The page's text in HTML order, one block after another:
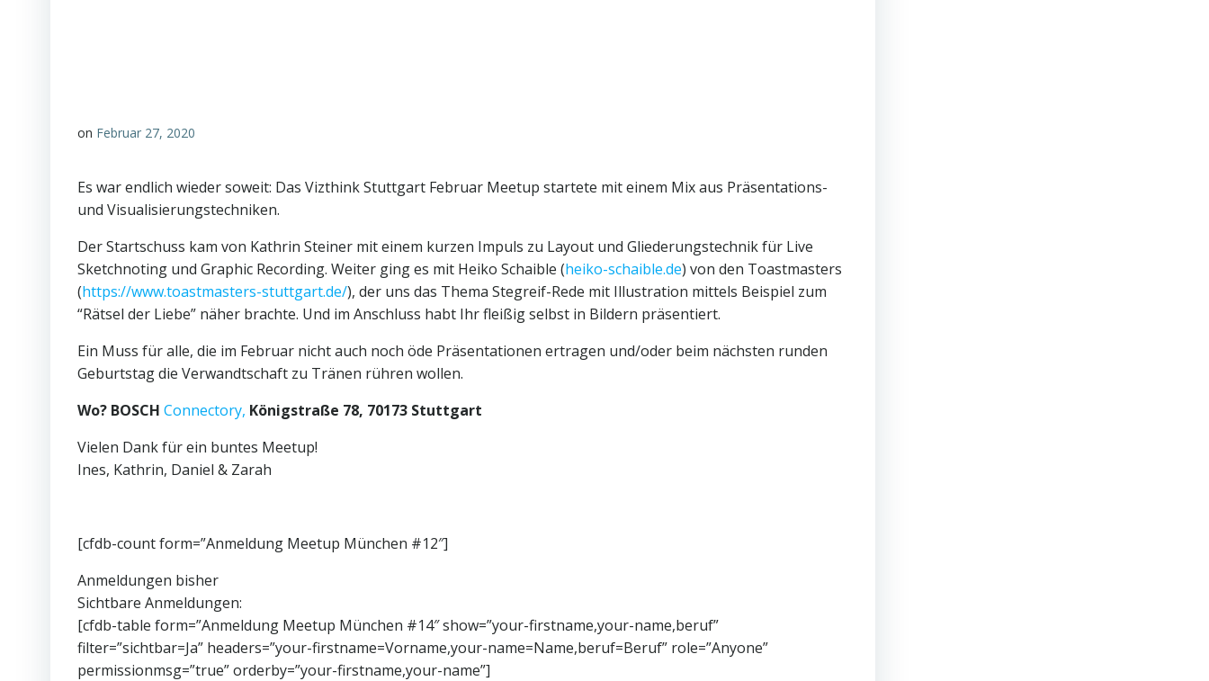
on Februar 27, 2020
Es war endlich wieder soweit: Das Vizthink Stuttgart Februar Meetup startete mit einem Mix aus Präsentations-
und Visualisierungstechniken.
Der Startschuss kam von Kathrin Steiner mit einem kurzen Impuls zu Layout und Gliederungstechnik für Live
Sketchnoting und Graphic Recording. Weiter ging es mit Heiko Schaible (heiko-schaible.de) von den Toastmasters
(https://www.toastmasters-stuttgart.de/), der uns das Thema Stegreif-Rede mit Illustration mittels Beispiel zum
“Rätsel der Liebe” näher brachte. Und im Anschluss habt Ihr fleißig selbst in Bildern präsentiert.
Ein Muss für alle, die im Februar nicht auch noch öde Präsentationen ertragen und/oder beim nächsten runden
Geburtstag die Verwandtschaft zu Tränen rühren wollen.
Wo? BOSCH Connectory, Königstraße 78, 70173 Stuttgart
Vielen Dank für ein buntes Meetup!
Ines, Kathrin, Daniel & Zarah
[cfdb-count form=”Anmeldung Meetup München #12″]
Anmeldungen bisher
Sichtbare Anmeldungen:
[cfdb-table form=”Anmeldung Meetup München #14″ show=”your-firstname,your-name,beruf”
filter=”sichtbar=Ja” headers=”your-firstname=Vorname,your-name=Name,beruf=Beruf” role=”Anyone”
permissionmsg=”true” orderby=”your-firstname,your-name”]